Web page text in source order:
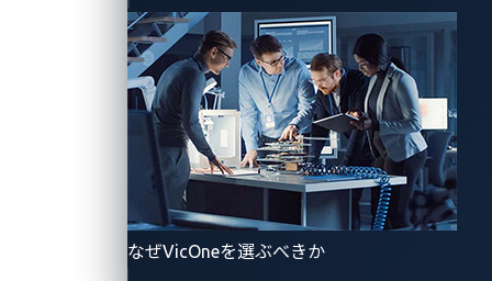
なぜVicOneを選ぶべきか
ていきます。さらに、この脆弱性が自動車システムに
与える影響を探り、自動車メーカーや専門家が直面す
る潜在的なセキュリティ問題に説明します。
スペキュラティブ実行
現代のCPUでは、独立した命令を並行して実行するだ
けでなく、分岐などの依存命令の処理技術もありま